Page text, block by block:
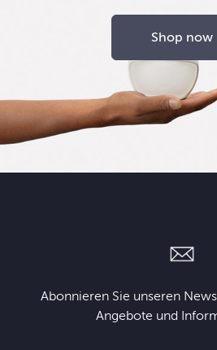
Shop now
Abonnieren Sie unseren
Angebote und